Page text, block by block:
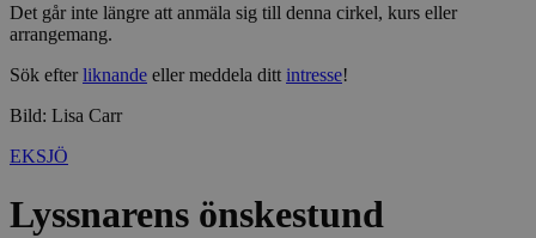
Det går inte längre att anmäla sig till denna cirkel, kurs eller
arrangemang.
Sök efterliknande eller meddela ditt intresse!
Bild: Lisa Carr
EKSJÖ
Lyssnarens önskestund